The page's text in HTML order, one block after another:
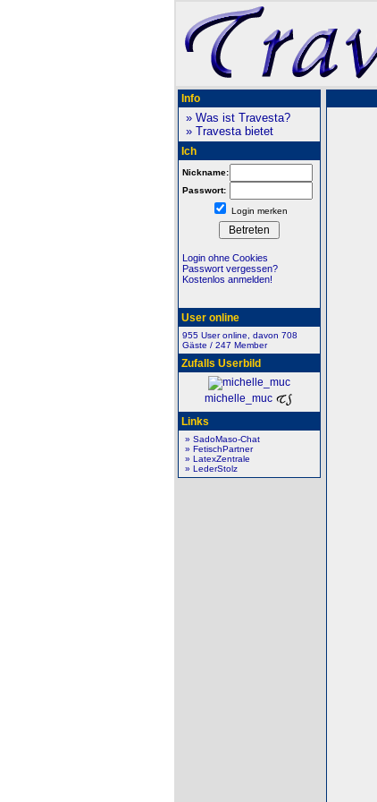
Info
» Was ist Travesta?
» Travesta bietet
Ich
Nickname:
Passwort:
Login merken
Login ohne Cookies
Passwort vergessen?
Kostenlos anmelden!
User online
955 User online, davon 708
Gäste / 247 Member
Zufalls Userbild
michelle_muc
Links
» SadoMaso-Chat
» FetischPartner
» LatexZentrale
» LederStolz